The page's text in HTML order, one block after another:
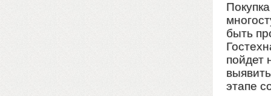
быть
пойдет
этапе